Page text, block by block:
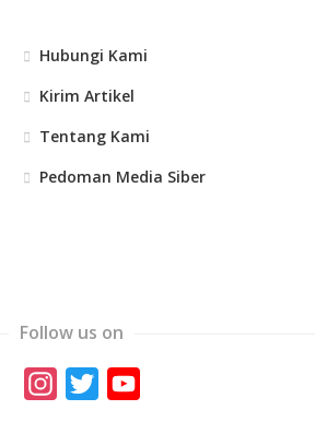
Hubungi Kami
Kirim Artikel
Tentang Kami
Pedoman Media Siber
Follow us on
Instagram
Twitter